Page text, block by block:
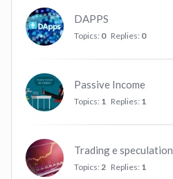
DAPPS
Topics: 0 Replies: 0
Passive Income
Topics: 1 Replies: 1
Trading e speculation
Topics: 2 Replies: 1